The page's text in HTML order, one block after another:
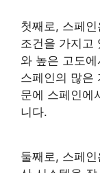
첫째로, 스페
조건을 가지고
와 높은 고도
스페인의 많은
문에 스페인에
니다.
둘째로, 스페